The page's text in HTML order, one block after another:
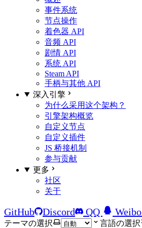
事件系统
节点操作
着色器 API
音频 API
剧情 API
系统 API
Steam API
手柄与其他 API
深入引擎
为什么采用这个架构？
引擎架构概览
自定义节点
自定义插件
JS 桥接机制
参与贡献
更多
社区
关于
GitHub Discord QQ Weibo
テーマの選択 言語の選択